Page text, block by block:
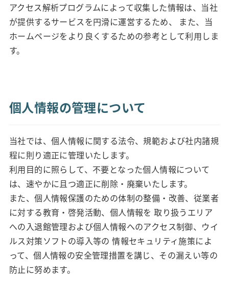
アクセス解析プログラムによって収集した情報は、当社
が提供するサービスを円滑に運営するため、 また、当
ホームページをより良くするための参考として利用しま
す。
個人情報の管理について
当社では、個人情報に関する法令、規範および社内諸規
程に則り適正に管理いたします。
利用目的に照らして、不要となった個人情報について
は、速やかに且つ適正に削除・廃棄いたします。
また、個人情報保護のための体制の整備・改善、従業者
に対する教育・啓発活動、個人情報を 取り扱うエリア
への入退館管理および個人情報へのアクセス制御、ウイ
ルス対策ソフトの導入等の 情報セキュリティ施策によ
って、個人情報の安全管理措置を講じ、その漏えい等の
防止に努めます。